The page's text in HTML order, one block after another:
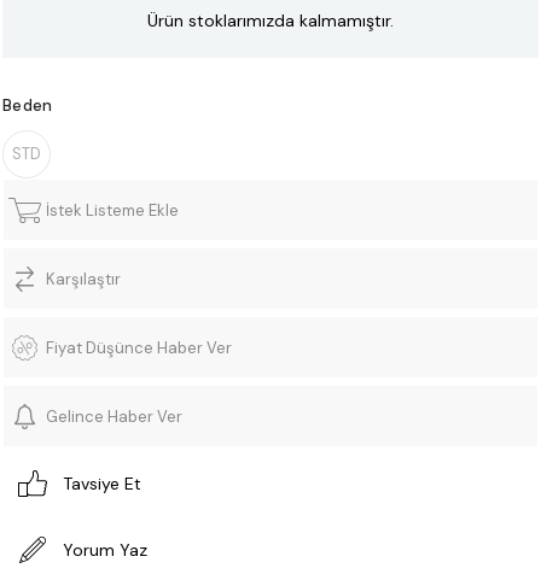
Ürün stoklarımızda kalmamıştır.
Beden
STD
İstek Listeme Ekle
Karşılaştır
Fiyat Düşünce Haber Ver
Gelince Haber Ver
Tavsiye Et
Yorum Yaz